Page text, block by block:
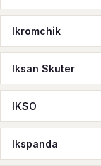
Ikromchik
Iksan Skuter
IKSO
Ikspanda